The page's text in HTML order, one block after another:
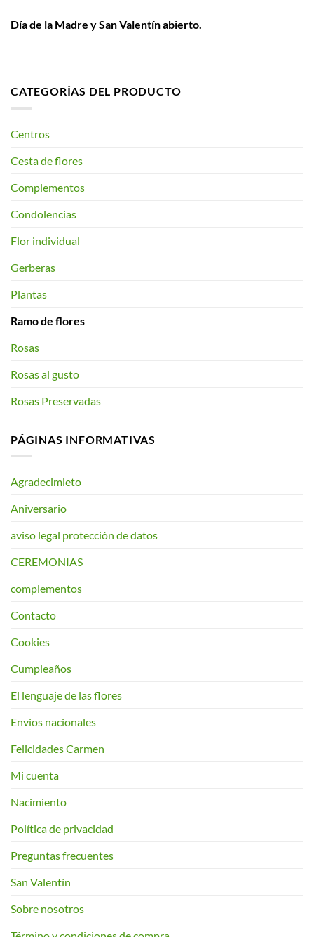
Día de la Madre y San Valentín abierto.
CATEGORÍAS DEL PRODUCTO
Centros
Cesta de flores
Complementos
Condolencias
Flor individual
Gerberas
Plantas
Ramo de flores
Rosas
Rosas al gusto
Rosas Preservadas
PÁGINAS INFORMATIVAS
Agradecimieto
Aniversario
aviso legal protección de datos
CEREMONIAS
complementos
Contacto
Cookies
Cumpleaños
El lenguaje de las flores
Envios nacionales
Felicidades Carmen
Mi cuenta
Nacimiento
Política de privacidad
Preguntas frecuentes
San Valentín
Sobre nosotros